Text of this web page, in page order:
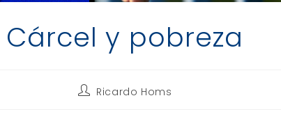
Cárcel y pobreza
AutorRicardo Homs